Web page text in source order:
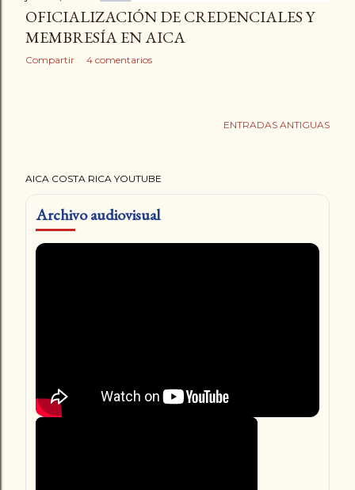
OFICIALIZACIÓN DE CREDENCIALES Y
MEMBRESÍA EN AICA
Compartir 4 comentarios
ENTRADAS ANTIGUAS
AICA COSTA RICA YOUTUBE
Archivo audiovisual